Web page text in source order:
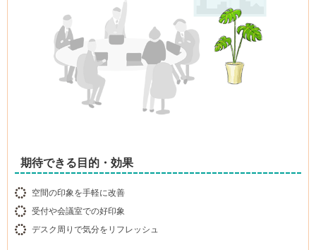
期待できる目的・効果
空間の印象を手軽に改善
受付や会議室での好印象
デスク周りで気分をリフレッシュ